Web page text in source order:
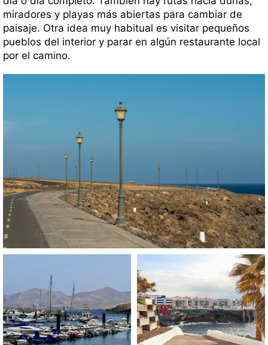
miradores y playas más abiertas para cambiar de
paisaje. Otra idea muy habitual es visitar pequeños
pueblos del interior y parar en algún restaurante local
por el camino.